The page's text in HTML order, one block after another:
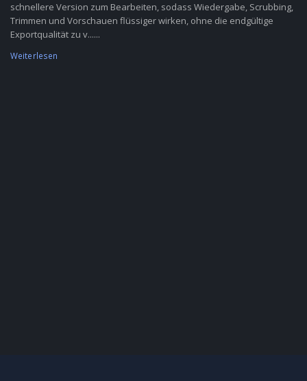
schnellere Version zum Bearbeiten, sodass Wiedergabe, Scrubbing,
Trimmen und Vorschauen flüssiger wirken, ohne die endgültige
Exportqualität zu v......
Weiterlesen